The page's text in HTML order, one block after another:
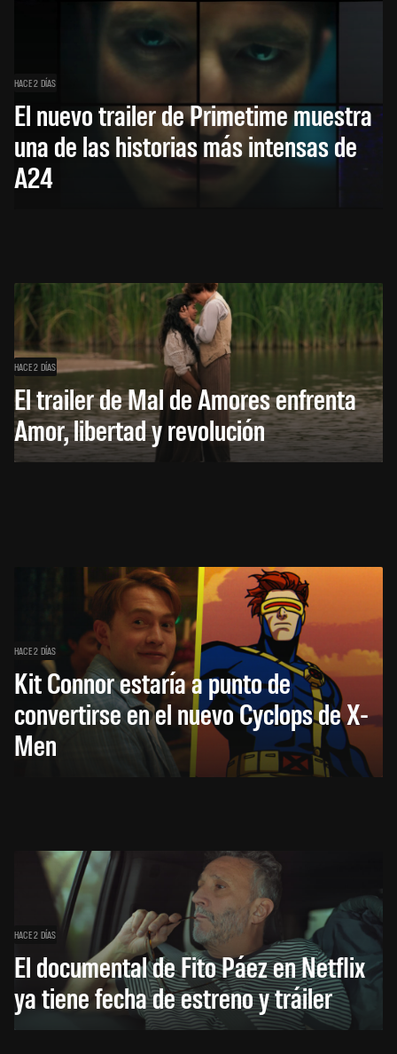
HACE 2 DÍAS
El nuevo trailer de Primetime muestra
una de las historias más intensas de
A24
HACE 2 DÍAS
El trailer de Mal de Amores enfrenta
Amor, libertad y revolución
HACE 2 DÍAS
Kit Connor estaría a punto de
convertirse en el nuevo Cyclops de X-
Men
HACE 2 DÍAS
El documental de Fito Páez en Netflix
ya tiene fecha de estreno y tráiler